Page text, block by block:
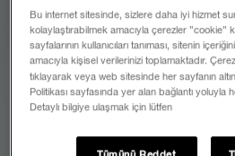
Bu internet sitesinde, sizlere daha iyi hizmet
kolaylaştırabilmek amacıyla çerezler ”cookie”
sayfalarının kullanıcıları tanıması, sitenin
amacıyla kişisel verilerinizi toplamaktadır.
tıklayarak veya web sitesinde her sayfanın
Politikası sayfasında yer alan bağlantı yoluyla
Detaylı bilgiye ulaşmak için lütfen